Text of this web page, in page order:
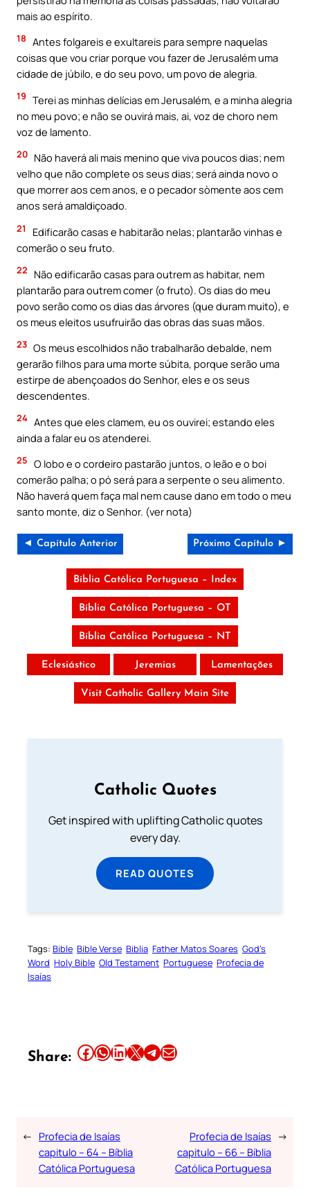
mais ao espírito.
18 Antes folgareis e exultareis para sempre naquelas
coisas que vou criar porque vou fazer de Jerusalém uma
cidade de júbilo, e do seu povo, um povo de alegria.
19 Terei as minhas delícias em Jerusalém, e a minha alegria
no meu povo; e não se ouvirá mais, ai, voz de choro nem
voz de lamento.
20 Não haverá ali mais menino que viva poucos dias; nem
velho que não complete os seus dias; será ainda novo o
que morrer aos cem anos, e o pecador sòmente aos cem
anos será amaldiçoado.
21
Edificarão casas e habitarão nelas; plantarão vinhas e
comerão o seu fruto.
22
Não edificarão casas para outrem as habitar, nem
plantarão para outrem comer (o fruto). Os dias do meu
povo serão como os dias das árvores (que duram muito), e
os meus eleitos usufruirão das obras das suas mãos.
23 Os meus escolhidos não trabalharão debalde, nem
gerarão filhos para uma morte súbita, porque serão uma
estirpe de abençoados do Senhor, eles e os seus
descendentes.
24 Antes que eles clamem, eu os ouvirei; estando eles
ainda a falar eu os atenderei.
25 O lobo e o cordeiro pastarão juntos, o leão e o boi
comerão palha; o pó será para a serpente o seu alimento.
Não haverá quem faça mal nem cause dano em todo o meu
santo monte, diz o Senhor. (ver nota)
◄ Capítulo Anterior Próximo Capítulo ►
Bíblia Católica Portuguesa – Index
Bíblia Católica Portuguesa – OT
Bíblia Católica Portuguesa – NT
Eclesiástico Jeremias Lamentações
Visit Catholic Gallery Main Site
Catholic Quotes
Get inspired with uplifting Catholic quotes
every day.
READ QUOTES
Tags: Bible Bible Verse Biblia Father Matos Soares God’s
Word Holy Bible Old Testament Portuguese Profecia de
Isaías
Share: Share this article on Facebook Share this article on WhatsApp Share this article on LinkedIn Share this article on X Share this article on TelegramEmail this Article
← Profecia de Isaías
capitulo – 64 – Bíblia
Católica Portuguesa
Profecia de Isaías
capitulo – 66 – Bíblia
Católica Portuguesa
→